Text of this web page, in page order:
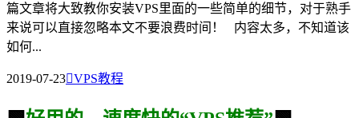
篇文章将大致教你安装VPS里面的一些简单的细节，对于熟手
来说可以直接忽略本文不要浪费时间！ 内容太多，不知道该
如何...
2019-07-23VPS教程